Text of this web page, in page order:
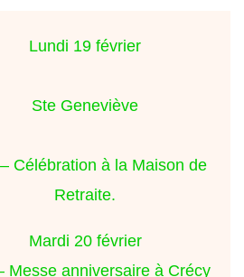
Lundi 19 février
Ste Geneviève
Célébration à la Maison de
Retraite.
Mardi 20 février
Messe anniversaire à Crécy